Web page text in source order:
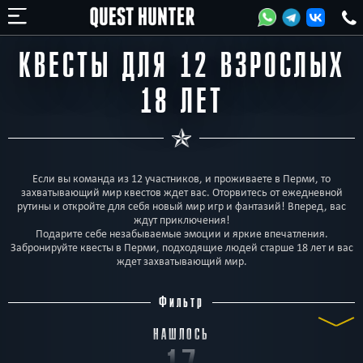
КВЕСТЫ ДЛЯ 12 ВЗРОСЛЫХ
18 ЛЕТ
Если вы команда из 12 участников, и проживаете в Перми, то
захватывающий мир квестов ждет вас. Оторвитесь от ежедневной
рутины и откройте для себя новый мир игр и фантазий! Вперед, вас
ждут приключения!
Подарите себе незабываемые эмоции и яркие впечатления.
Забронируйте квесты в Перми, подходящие людей старше 18 лет и вас
ждет захватывающий мир.
Фильтр
НАШЛОСЬ